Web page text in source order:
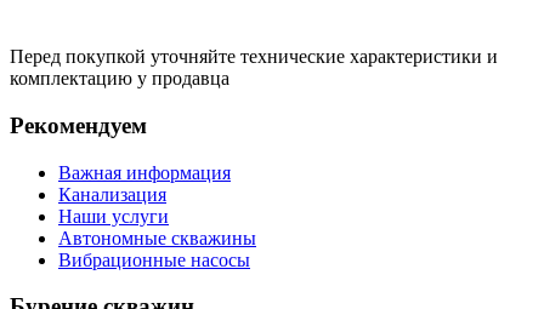
Перед покупкой уточняйте технические характеристики и
комплектацию у продавца
Рекомендуем
Важная информация
Канализация
Наши услуги
Автономные скважины
Вибрационные насосы